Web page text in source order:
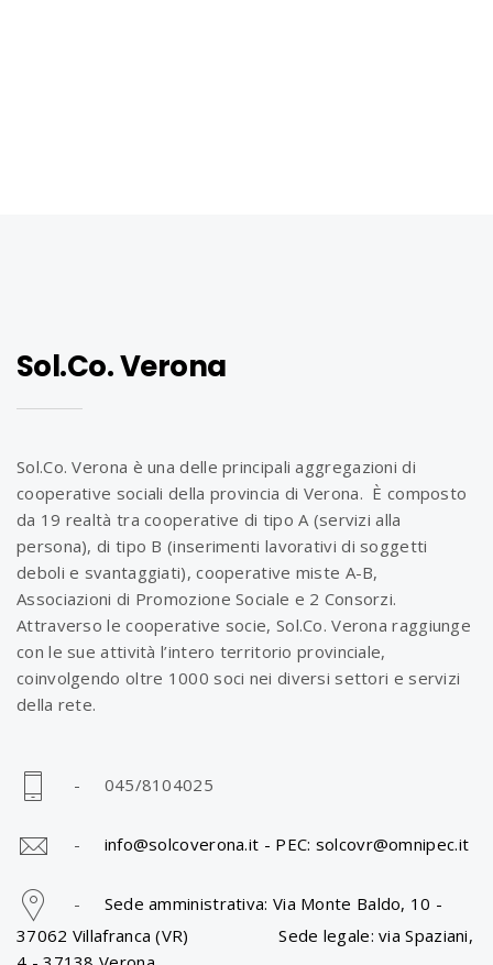
Sol.Co. Verona
Sol.Co. Verona è una delle principali aggregazioni di
cooperative sociali della provincia di Verona. È composto
da 19 realtà tra cooperative di tipo A (servizi alla
persona), di tipo B (inserimenti lavorativi di soggetti
deboli e svantaggiati), cooperative miste A-B,
Associazioni di Promozione Sociale e 2 Consorzi.
Attraverso le cooperative socie, Sol.Co. Verona raggiunge
con le sue attività l’intero territorio provinciale,
coinvolgendo oltre 1000 soci nei diversi settori e servizi
della rete.
- 045/8104025
- info@solcoverona.it - PEC: solcovr@omnipec.it
- Sede amministrativa: Via Monte Baldo, 10 -
37062 Villafranca (VR) Sede legale: via Spaziani,